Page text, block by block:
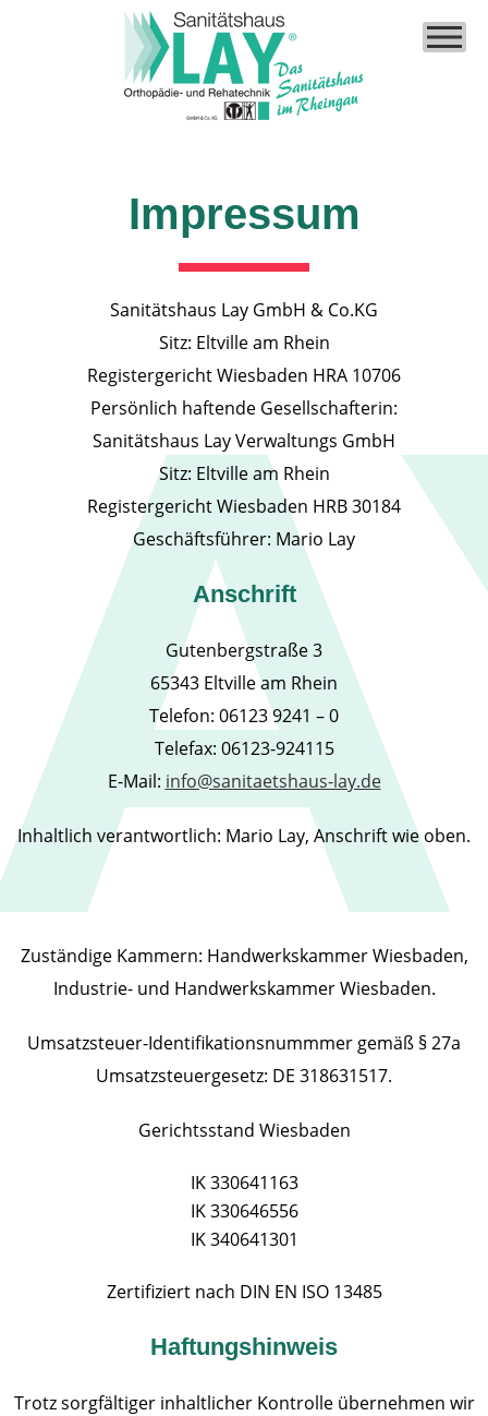
Impressum
Sanitätshaus Lay GmbH & Co.KG
Sitz: Eltville am Rhein
Registergericht Wiesbaden HRA 10706
Persönlich haftende Gesellschafterin:
Sanitätshaus Lay Verwaltungs GmbH
Sitz: Eltville am Rhein
Registergericht Wiesbaden HRB 30184
Geschäftsführer: Mario Lay
Anschrift
Gutenbergstraße 3
65343 Eltville am Rhein
Telefon: 06123 9241 – 0
Telefax: 06123-924115
E-Mail: info@sanitaetshaus-lay.de
Inhaltlich verantwortlich: Mario Lay, Anschrift wie oben.
Zuständige Kammern: Handwerkskammer Wiesbaden,
Industrie- und Handwerkskammer Wiesbaden.
Umsatzsteuer-Identifikationsnummmer gemäß § 27a
Umsatzsteuergesetz: DE 318631517.
Gerichtsstand Wiesbaden
IK 330641163
IK 330646556
IK 340641301
Zertifiziert nach DIN EN ISO 13485
Haftungshinweis
Trotz sorgfältiger inhaltlicher Kontrolle übernehmen wir